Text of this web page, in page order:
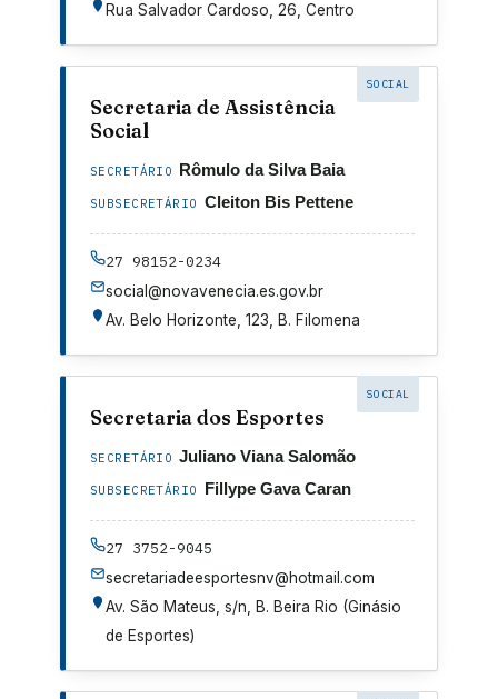
Rua Salvador Cardoso, 26, Centro
SOCIAL
Secretaria de Assistência
Social
SECRETÁRIO Rômulo da Silva Baia
SUBSECRETÁRIO Cleiton Bis Pettene
27 98152-0234
social@novavenecia.es.gov.br
Av. Belo Horizonte, 123, B. Filomena
SOCIAL
Secretaria dos Esportes
SECRETÁRIO Juliano Viana Salomão
SUBSECRETÁRIO Fillype Gava Caran
27 3752-9045
secretariadeesportesnv@hotmail.com
Av. São Mateus, s/n, B. Beira Rio (Ginásio
de Esportes)